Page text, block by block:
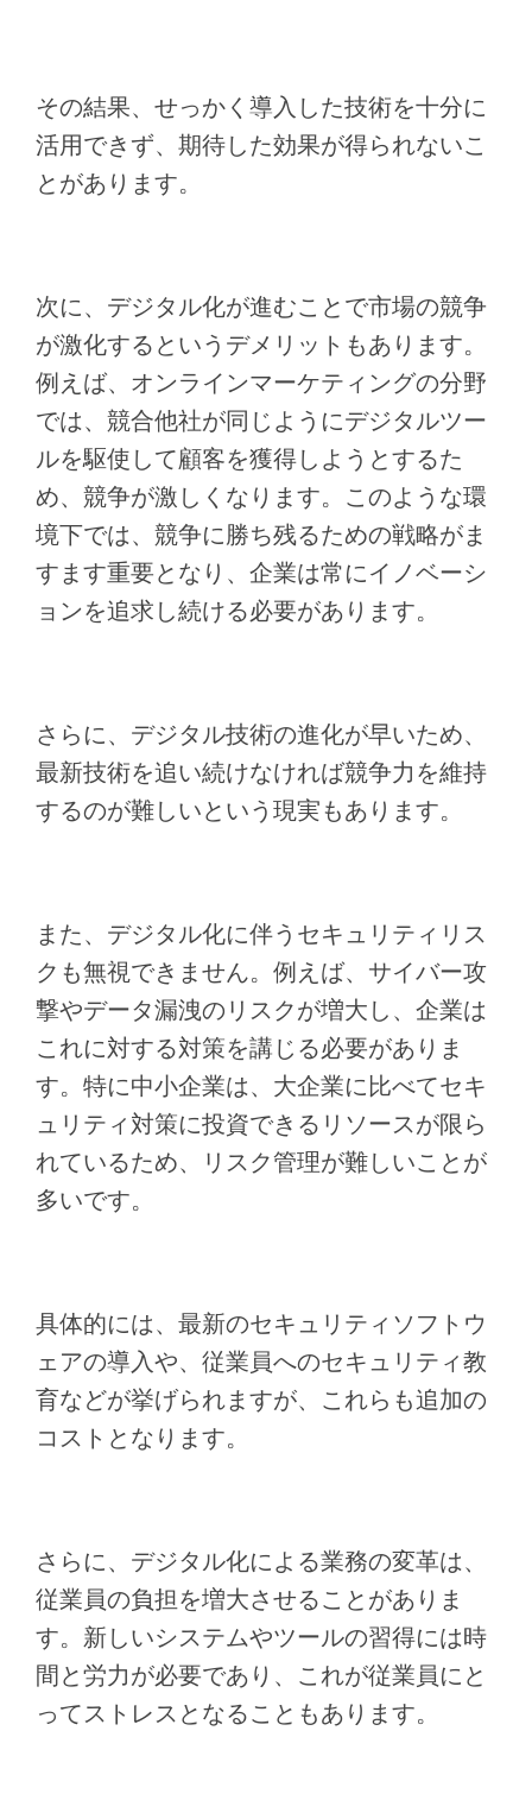
その結果、せっかく導入した技術を十分に
活用できず、期待した効果が得られないこ
とがあります。
次に、デジタル化が進むことで市場の競争
が激化するというデメリットもあります。
例えば、オンラインマーケティングの分野
では、競合他社が同じようにデジタルツー
ルを駆使して顧客を獲得しようとするた
め、競争が激しくなります。このような環
境下では、競争に勝ち残るための戦略がま
すます重要となり、企業は常にイノベーシ
ョンを追求し続ける必要があります。
さらに、デジタル技術の進化が早いため、
最新技術を追い続けなければ競争力を維持
するのが難しいという現実もあります。
また、デジタル化に伴うセキュリティリス
クも無視できません。例えば、サイバー攻
撃やデータ漏洩のリスクが増大し、企業は
これに対する対策を講じる必要がありま
す。特に中小企業は、大企業に比べてセキ
ュリティ対策に投資できるリソースが限ら
れているため、リスク管理が難しいことが
多いです。
具体的には、最新のセキュリティソフトウ
ェアの導入や、従業員へのセキュリティ教
育などが挙げられますが、これらも追加の
コストとなります。
さらに、デジタル化による業務の変革は、
従業員の負担を増大させることがありま
す。新しいシステムやツールの習得には時
間と労力が必要であり、これが従業員にと
ってストレスとなることもあります。